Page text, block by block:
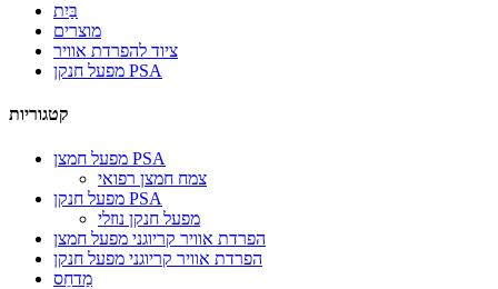
בַּיִת
מוצרים
ציוד להפרדת אוויר
מפעל חנקן PSA
קטגוריות
מפעל חמצן PSA
צמח חמצן רפואי
מפעל חנקן PSA
מפעל חנקן נוזלי
הפרדת אוויר קריוגני מפעל חמצן
הפרדת אוויר קריוגני מפעל חנקן
מַדחֵס